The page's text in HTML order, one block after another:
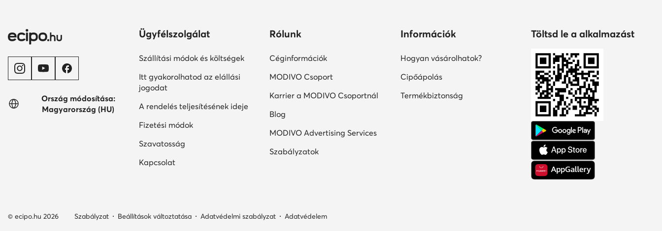
Ország módosítása:
Magyarország (HU)
Ügyfélszolgálat
Szállítási módok és költségek
Itt gyakorolhatod az elállási
jogodat
A rendelés teljesítésének ideje
Fizetési módok
Szavatosság
Kapcsolat
Rólunk
Céginformációk
MODIVO Csoport
Karrier a MODIVO Csoportnál
Blog
MODIVO Advertising Services
Szabályzatok
Információk
Hogyan vásárolhatok?
Cipőápolás
Termékbiztonság
Töltsd le a alkalmazást
© ecipo.hu 2026 Szabályzat Beállítások változtatása Adatvédelmi szabályzat Adatvédelem